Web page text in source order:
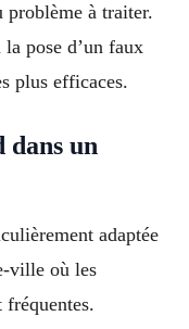
problème à traiter.
pose d’un faux
plus efficaces.
dans un
adaptée
ville où les
fréquentes.